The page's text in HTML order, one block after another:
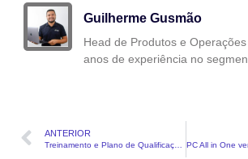
Guilherme Gusmão
Head de Produtos e
anos de experiência no
ANTERIOR